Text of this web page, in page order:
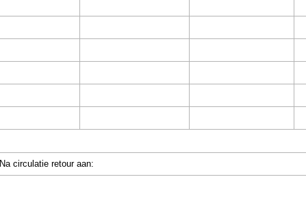
Na circulatie retour aan: